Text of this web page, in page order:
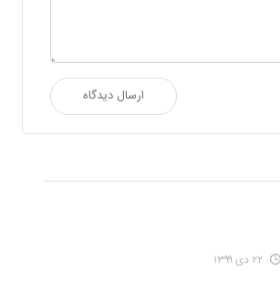
ارسال دیدگاه
۲۲ دی ۱۳۹۹